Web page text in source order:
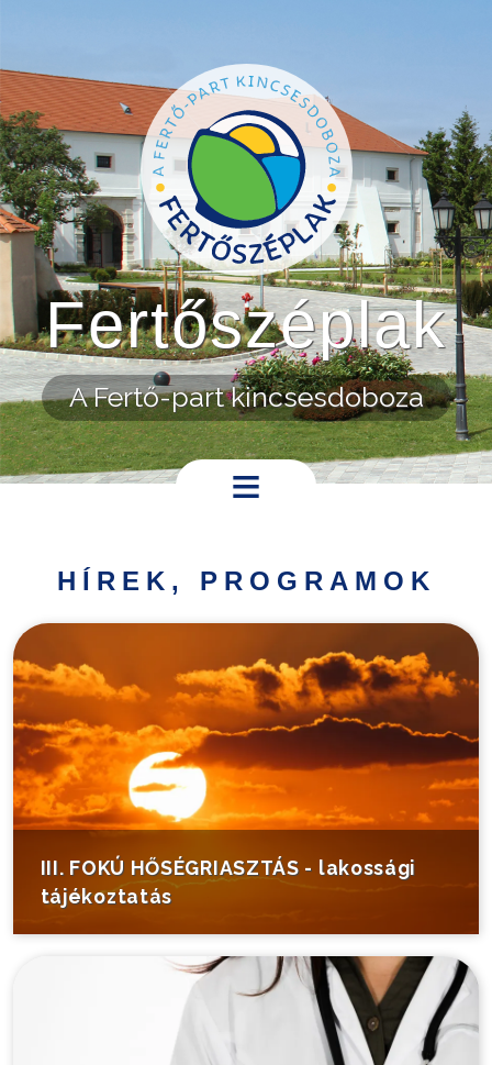
Fertőszéplak
A Fertő-part kincsesdoboza
Települési
Turistáknak
Pályázatok
Választás
HÍREK, PROGRAMOK
III. FOKÚ HŐSÉGRIASZTÁS - lakossági
tájékoztatás